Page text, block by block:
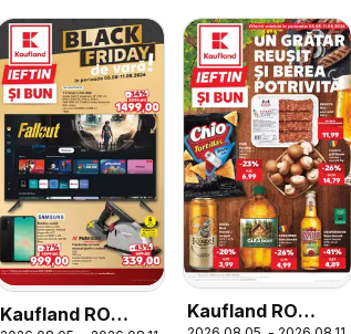
Kaufland RO
Kaufland RO